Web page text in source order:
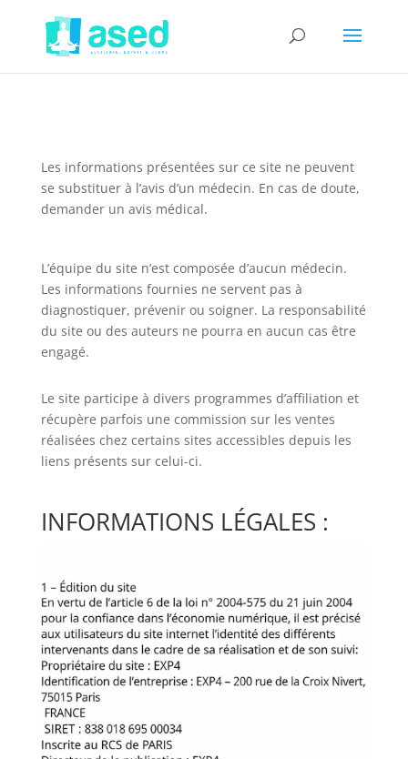
Les informations présentées sur ce site ne peuvent
se substituer à l’avis d’un médecin. En cas de doute,
demander un avis médical.
L’équipe du site n’est composée d’aucun médecin.
Les informations fournies ne servent pas à
diagnostiquer, prévenir ou soigner. La responsabilité
du site ou des auteurs ne pourra en aucun cas être
engagé.
Le site participe à divers programmes d’affiliation et
récupère parfois une commission sur les ventes
réalisées chez certains sites accessibles depuis les
liens présents sur celui-ci.
INFORMATIONS LÉGALES :